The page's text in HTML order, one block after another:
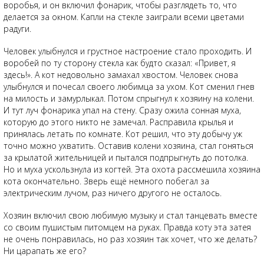
воробья, и он включил фонарик, чтобы разглядеть то, что
делается за окном. Капли на стекле заиграли всеми цветами
радуги.
Человек улыбнулся и грустное настроение стало проходить. И
воробей по ту сторону стекла как будто сказал: «Привет, я
здесь!». А кот недовольно замахал хвостом. Человек снова
улыбнулся и почесал своего любимца за ухом. Кот сменил гнев
на милость и замурлыкал. Потом спрыгнул к хозяину на колени.
И тут луч фонарика упал на стену. Сразу ожила сонная муха,
которую до этого никто не замечал. Расправила крылья и
принялась летать по комнате. Кот решил, что эту добычу уж
точно можно ухватить. Оставив колени хозяина, стал гоняться
за крылатой жительницей и пытался подпрыгнуть до потолка.
Но и муха ускользнула из когтей. Эта охота рассмешила хозяина
кота окончательно. Зверь ещё немного побегал за
электрическим лучом, раз ничего другого не осталось.
Хозяин включил свою любимую музыку и стал танцевать вместе
со своим пушистым питомцем на руках. Правда коту эта затея
не очень понравилась, но раз хозяин так хочет, что же делать?
Ни царапать же его?